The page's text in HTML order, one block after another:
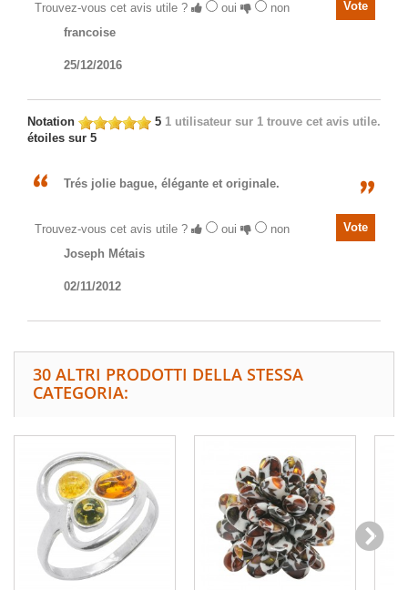
Trouvez-vous cet avis utile ? oui
non
francoise
25/12/2016
1 utilisateur sur 1 trouve cet avis utile.
Notation
5
étoiles sur 5
Trés jolie bague, élégante et originale.
Trouvez-vous cet avis utile ? oui
non
Joseph Métais
02/11/2012
30 ALTRI PRODOTTI DELLA STESSA
CATEGORIA: